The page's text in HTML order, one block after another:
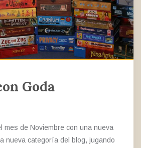
Goda
mes de Noviembre con una nueva
nueva categoría del blog, jugando